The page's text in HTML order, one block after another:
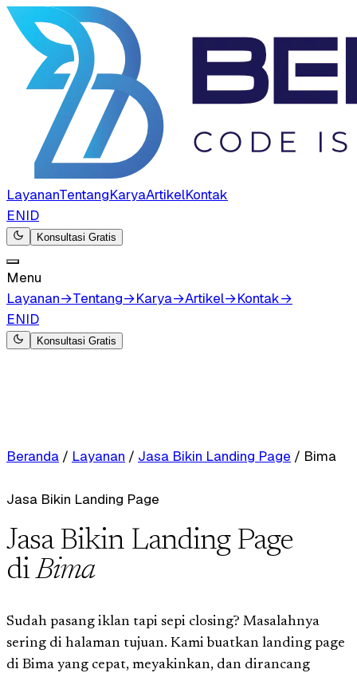
LayananTentangKaryaArtikelKontak
ENID
Konsultasi Gratis
Menu
Layanan→Tentang→Karya→Artikel→Kontak→
ENID
Konsultasi Gratis
Beranda / Layanan / Jasa Bikin Landing Page / Bima
Jasa Bikin Landing Page
Jasa Bikin Landing Page
diBima
Sudah pasang iklan tapi sepi closing? Masalahnya
sering di halaman tujuan. Kami buatkan landing page
di Bima yang cepat, meyakinkan, dan dirancang